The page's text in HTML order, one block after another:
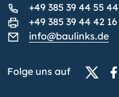
+49 385 39 44 55 44
+49 385 39 44 42 16
info@baulinks.de
Folge uns auf